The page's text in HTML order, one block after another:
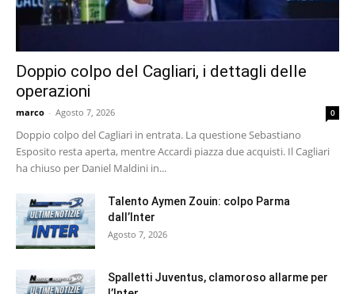
Doppio colpo del Cagliari, i dettagli delle
operazioni
marco - Agosto 7, 2026 0
Doppio colpo del Cagliari in entrata. La questione Sebastiano
Esposito resta aperta, mentre Accardi piazza due acquisti. Il Cagliari
ha chiuso per Daniel Maldini in...
Talento Aymen Zouin: colpo Parma
dall’Inter
Agosto 7, 2026
Spalletti Juventus, clamoroso allarme per